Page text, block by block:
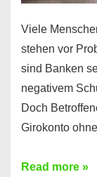
Viele
stehen vor
sind Banken
negativem
Doch
Girokonto
Günstiges
Read more »